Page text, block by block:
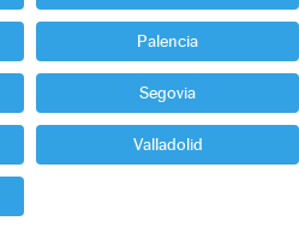
Palencia
Segovia
Valladolid